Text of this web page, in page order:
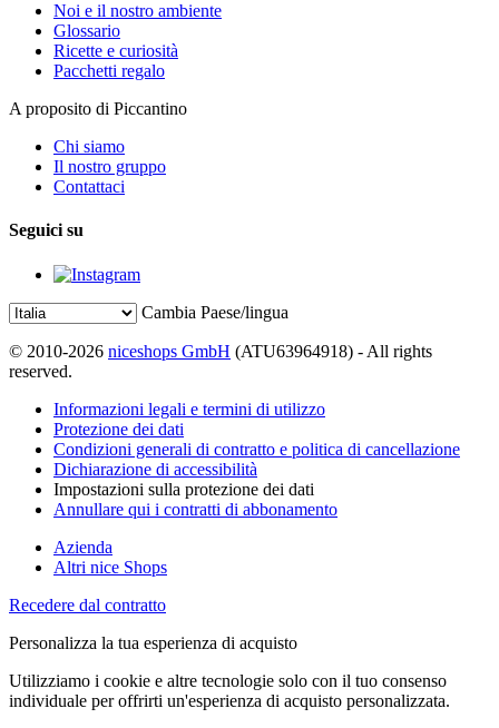
Noi e il nostro ambiente
Glossario
Ricette e curiosità
Pacchetti regalo
A proposito di Piccantino
Chi siamo
Il nostro gruppo
Contattaci
Seguici su
Cambia Paese/lingua
© 2010-2026 niceshops GmbH (ATU63964918) - All rights
reserved.
Informazioni legali e termini di utilizzo
Protezione dei dati
Condizioni generali di contratto e politica di cancellazione
Dichiarazione di accessibilità
Impostazioni sulla protezione dei dati
Annullare qui i contratti di abbonamento
Azienda
Altri nice Shops
Recedere dal contratto
Personalizza la tua esperienza di acquisto
Utilizziamo i cookie e altre tecnologie solo con il tuo consenso
individuale per offrirti un'esperienza di acquisto personalizzata.